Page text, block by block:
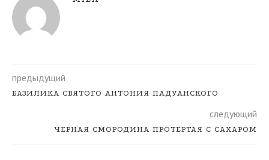
предыдущий
БАЗИЛИКА СВЯТОГО АНТОНИЯ ПАДУАНСКОГО
следующий
ЧЕРНАЯ СМОРОДИНА ПРОТЕРТАЯ С САХАРОМ